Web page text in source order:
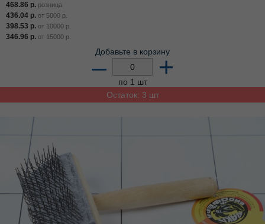
468.86 р. розница
436.04 р. от 5000 р.
398.53 р. от 10000 р.
346.96 р. от 15000 р.
Добавьте в корзину
– +
по 1 шт
Остаток: 3 шт